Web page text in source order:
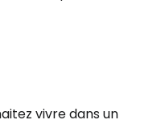
vivre dans un